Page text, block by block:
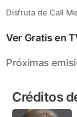
Disfruta de Call
Ver Gratis en
Próximas
Créditos